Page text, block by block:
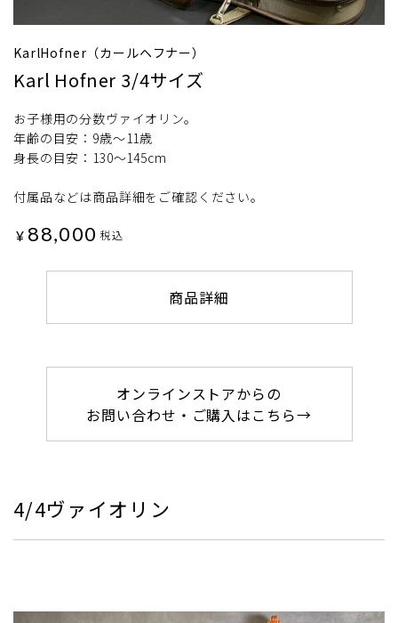
KarlHofner（カールヘフナー）
Karl Hofner 3/4サイズ
お子様用の分数ヴァイオリン。
年齢の目安：9歳～11歳
身長の目安：130～145cm
付属品などは商品詳細をご確認ください。
¥ 88,000 税込
商品詳細
オンラインストアからの
お問い合わせ・ご購入はこちら→
4/4ヴァイオリン